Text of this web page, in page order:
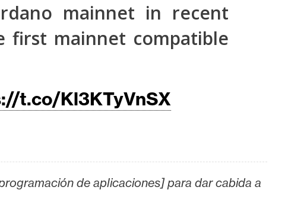
mainnet in recent
first mainnet compatible
t.co/Kl3KTyVnSX
de aplicaciones] para dar cabida a